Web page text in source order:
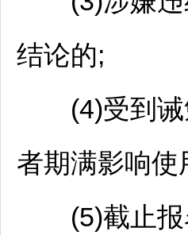
结论的;
(4)受到诫
者期满影响使
(5)截止报